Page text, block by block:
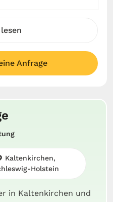
Anfrage
in Kaltenkirchen und
Kaltenkirchen,
Holstein